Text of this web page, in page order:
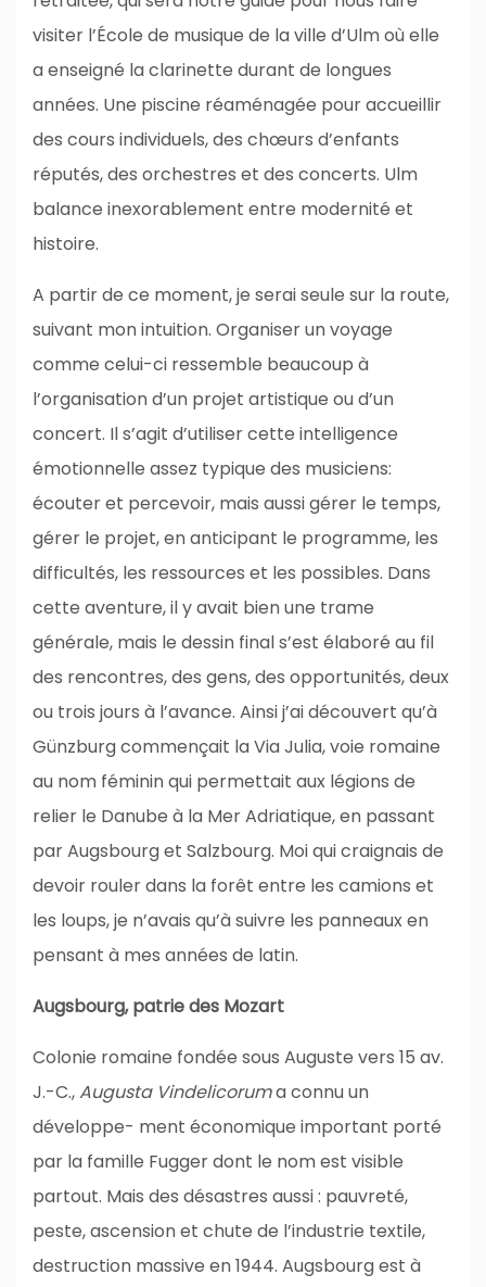
visiter l’École de musique de la ville d’Ulm où elle
a enseigné la clarinette durant de longues
années. Une piscine réaménagée pour accueillir
des cours individuels, des chœurs d’enfants
réputés, des orchestres et des concerts. Ulm
balance inexorablement entre modernité et
histoire.
A partir de ce moment, je serai seule sur la route,
suivant mon intuition. Organiser un voyage
comme celui-ci ressemble beaucoup à
l’organisation d’un projet artistique ou d’un
concert. Il s’agit d’utiliser cette intelligence
émotionnelle assez typique des musiciens:
écouter et percevoir, mais aussi gérer le temps,
gérer le projet, en anticipant le programme, les
difficultés, les ressources et les possibles. Dans
cette aventure, il y avait bien une trame
générale, mais le dessin final s’est élaboré au fil
des rencontres, des gens, des opportunités, deux
ou trois jours à l’avance. Ainsi j’ai découvert qu’à
Günzburg commençait la Via Julia, voie romaine
au nom féminin qui permettait aux légions de
relier le Danube à la Mer Adriatique, en passant
par Augsbourg et Salzbourg. Moi qui craignais de
devoir rouler dans la forêt entre les camions et
les loups, je n’avais qu’à suivre les panneaux en
pensant à mes années de latin.
Augsbourg, patrie des Mozart
Colonie romaine fondée sous Auguste vers 15 av.
J.-C.,Augusta Vindelicoruma connu un
développe- ment économique important porté
par la famille Fugger dont le nom est visible
partout. Mais des désastres aussi : pauvreté,
peste, ascension et chute de l’industrie textile,
destruction massive en 1944. Augsbourg est à